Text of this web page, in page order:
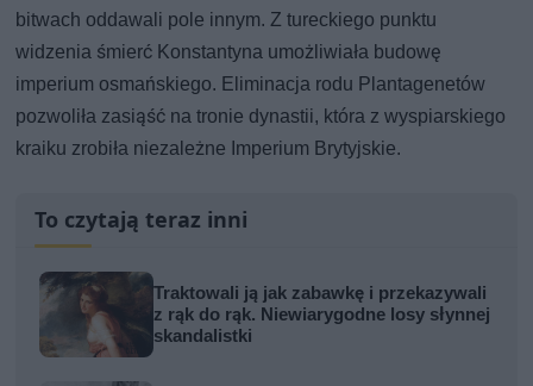
bitwach oddawali pole innym. Z tureckiego punktu
widzenia śmierć Konstantyna umożliwiała budowę
imperium osmańskiego. Eliminacja rodu Plantagenetów
pozwoliła zasiąść na tronie dynastii, która z wyspiarskiego
kraiku zrobiła niezależne Imperium Brytyjskie.
To czytają teraz inni
Traktowali ją jak zabawkę i przekazywali
z rąk do rąk. Niewiarygodne losy słynnej
skandalistki